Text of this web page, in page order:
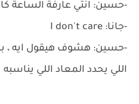
-حسين: انتي عارفة الساعة
-جانا: I don't care
-حسين: هشوف هيقول ايه ،
اللي يحدد المعاد اللي يناسبه